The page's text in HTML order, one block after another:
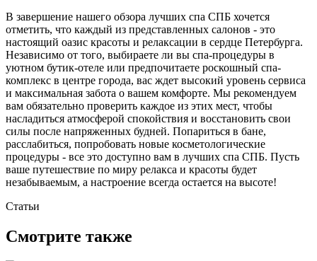
В завершение нашего обзора лучших спа СПБ хочется
отметить, что каждый из представленных салонов - это
настоящий оазис красоты и релаксации в сердце Петербурга.
Независимо от того, выбираете ли вы спа-процедуры в
уютном бутик-отеле или предпочитаете роскошный спа-
комплекс в центре города, вас ждет высокий уровень сервиса
и максимальная забота о вашем комфорте. Мы рекомендуем
вам обязательно проверить каждое из этих мест, чтобы
насладиться атмосферой спокойствия и восстановить свои
силы после напряженных будней. Попариться в бане,
расслабиться, попробовать новые косметологические
процедуры - все это доступно вам в лучших спа СПБ. Пусть
ваше путешествие по миру релакса и красоты будет
незабываемым, а настроение всегда остается на высоте!
Статьи
Смотрите также